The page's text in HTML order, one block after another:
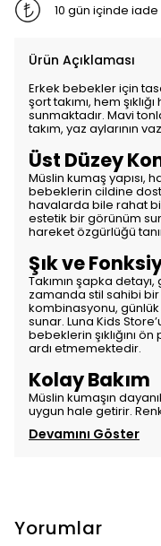
10 gün içinde
Ürün Açıklaması
Erkek bebekler için
şort takımı, hem
sunmaktadır. Mavi
takım, yaz aylarının
Üst Düzey
Müslin kumaş yapısı,
bebeklerin cildine
havalarda bile rahat
estetik bir görünüm
hareket özgürlüğü
Şık ve
Takımın şapka
zamanda stil sahibi
kombinasyonu,
sunar. Luna Kids
bebeklerin şıklığını
ardı etmemektedir.
Kolay Bakım
Müslin kumaşın
uygun hale getirir.
Devamını Göster
Yorumlar